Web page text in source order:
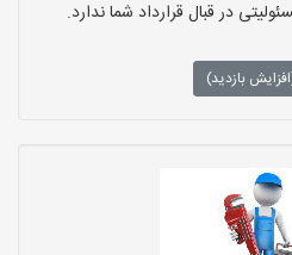
در قبال قرارداد شما ندارد.
بازدید)